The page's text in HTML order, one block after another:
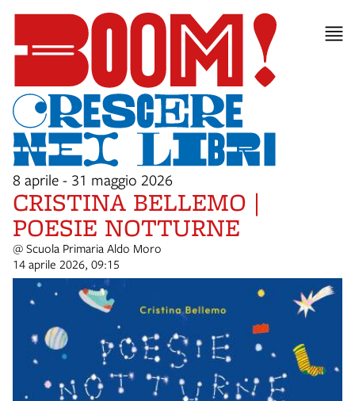
8 aprile - 31 maggio 2026
CRISTINA BELLEMO |
POESIE NOTTURNE
@ Scuola Primaria Aldo Moro
14 aprile 2026, 09:15